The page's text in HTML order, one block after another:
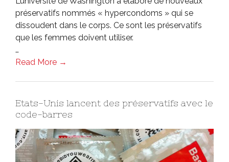
préservatifs nommés « hypercondoms » qui se
dissoudent dans le corps. Ce sont les préservatifs
que les femmes doivent utiliser.
…
Read More →
Etats-Unis lancent des préservatifs avec le
code-barres